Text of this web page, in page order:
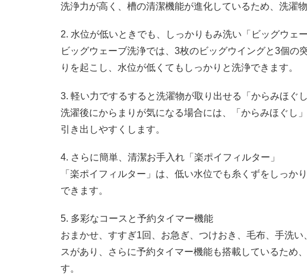
洗浄力が高く、槽の清潔機能が進化しているため、洗濯
2. 水位が低いときでも、しっかりもみ洗い「ビッグウェー
ビッグウェーブ洗浄では、3枚のビッグウイングと3個の
りを起こし、水位が低くてもしっかりと洗浄できます。
3. 軽い力でするすると洗濯物が取り出せる「からみほぐし
洗濯後にからまりが気になる場合には、「からみほぐし
引き出しやすくします。
4. さらに簡単、清潔お手入れ「楽ポイフィルター」
「楽ポイフィルター」は、低い水位でも糸くずをしっか
できます。
5. 多彩なコースと予約タイマー機能
おまかせ、すすぎ1回、お急ぎ、つけおき、毛布、手洗
スがあり、さらに予約タイマー機能も搭載しているため
す。